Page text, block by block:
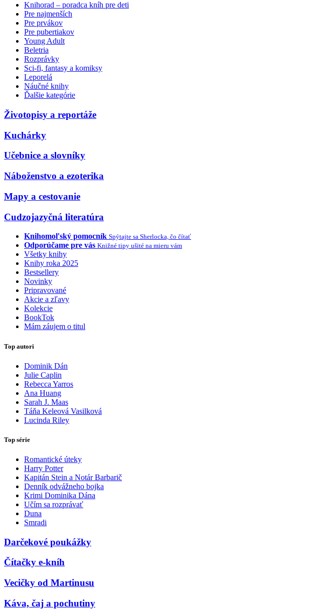
Knihorad – poradca kníh pre deti
Pre najmenších
Pre prvákov
Pre pubertiakov
Young Adult
Beletria
Rozprávky
Sci-fi, fantasy a komiksy
Leporelá
Náučné knihy
Ďalšie kategórie
Životopisy a reportáže
Kuchárky
Učebnice a slovníky
Náboženstvo a ezoterika
Mapy a cestovanie
Cudzojazyčná literatúra
Knihomoľský pomocník Spýtajte sa Sherlocka, čo čítať
Odporúčame pre vás Knižné tipy ušité na mieru vám
Všetky knihy
Knihy roka 2025
Bestsellery
Novinky
Pripravované
Akcie a zľavy
Kolekcie
BookTok
Mám záujem o titul
Top autori
Dominik Dán
Julie Caplin
Rebecca Yarros
Ana Huang
Sarah J. Maas
Táňa Keleová Vasilková
Lucinda Riley
Top série
Romantické úteky
Harry Potter
Kapitán Stein a Notár Barbarič
Denník odvážneho bojka
Krimi Dominika Dána
Učím sa rozprávať
Duna
Smradi
Darčekové poukážky
Čítačky e-kníh
Vecičky od Martinusu
Káva, čaj a pochutiny